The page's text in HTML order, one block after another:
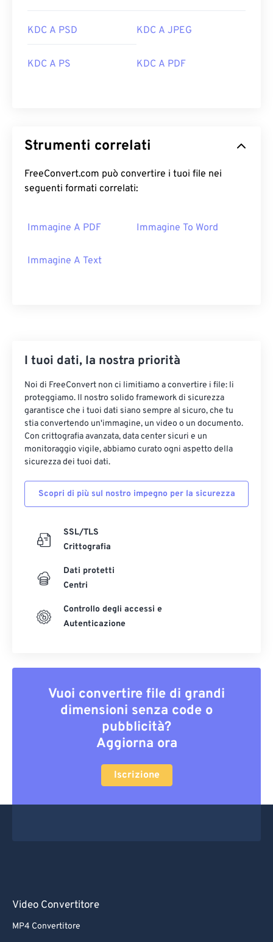
KDC A PSD KDC A JPEG
KDC A PS KDC A PDF
Strumenti correlati
FreeConvert.com può convertire i tuoi file nei
seguenti formati correlati:
Immagine A PDF Immagine To Word
Immagine A Text
I tuoi dati, la nostra priorità
Noi di FreeConvert non ci limitiamo a convertire i file: li
proteggiamo. Il nostro solido framework di sicurezza
garantisce che i tuoi dati siano sempre al sicuro, che tu
stia convertendo un'immagine, un video o un documento.
Con crittografia avanzata, data center sicuri e un
monitoraggio vigile, abbiamo curato ogni aspetto della
sicurezza dei tuoi dati.
Scopri di più sul nostro impegno per la sicurezza
SSL/TLS
Crittografia
Dati protetti
Centri
Controllo degli accessi e
Autenticazione
Vuoi convertire file di grandi
dimensioni senza code o
pubblicità?
Aggiorna ora
Iscrizione
Video Convertitore
MP4 Convertitore